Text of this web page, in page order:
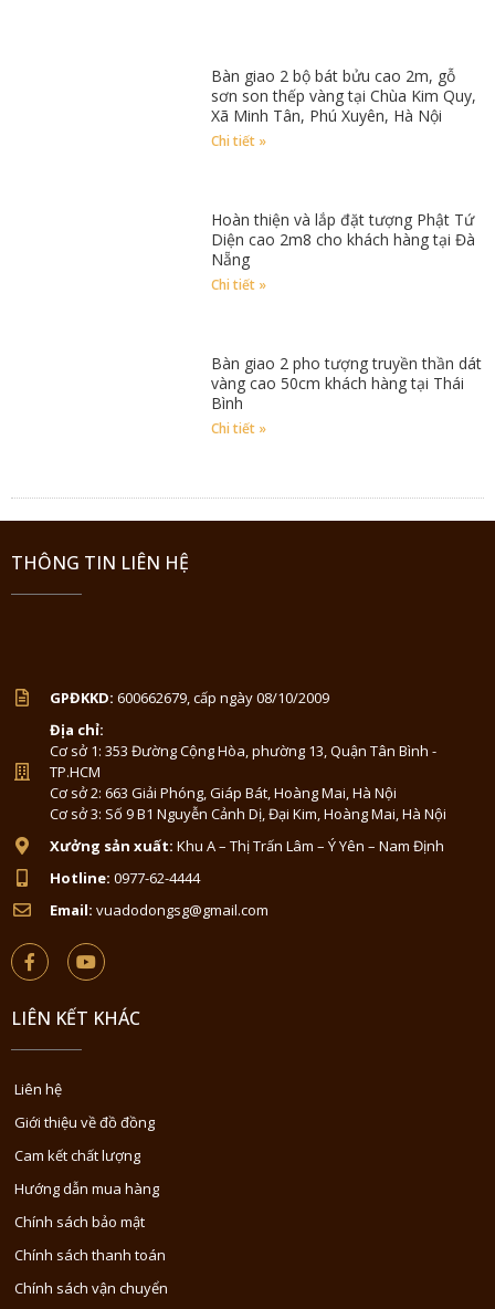
Bàn giao 2 bộ bát bửu cao 2m, gỗ
sơn son thếp vàng tại Chùa Kim Quy,
Xã Minh Tân, Phú Xuyên, Hà Nội
Chi tiết »
Hoàn thiện và lắp đặt tượng Phật Tứ
Diện cao 2m8 cho khách hàng tại Đà
Nẵng
Chi tiết »
Bàn giao 2 pho tượng truyền thần dát
vàng cao 50cm khách hàng tại Thái
Bình
Chi tiết »
THÔNG TIN LIÊN HỆ
GPĐKKD: 600662679, cấp ngày 08/10/2009
Địa chỉ:
Cơ sở 1: 353 Đường Cộng Hòa, phường 13, Quận Tân Bình -
TP.HCM
Cơ sở 2: 663 Giải Phóng, Giáp Bát, Hoàng Mai, Hà Nội
Cơ sở 3: Số 9 B1 Nguyễn Cảnh Dị, Đại Kim, Hoàng Mai, Hà Nội
Xưởng sản xuất: Khu A – Thị Trấn Lâm – Ý Yên – Nam Định
Hotline: 0977-62-4444
Email: vuadodongsg@gmail.com
LIÊN KẾT KHÁC
Liên hệ
Giới thiệu về đồ đồng
Cam kết chất lượng
Hướng dẫn mua hàng
Chính sách bảo mật
Chính sách thanh toán
Chính sách vận chuyển